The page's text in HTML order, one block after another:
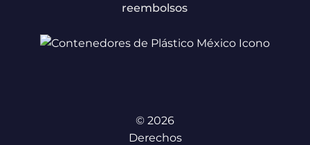
reembolsos
© 2026
Derechos